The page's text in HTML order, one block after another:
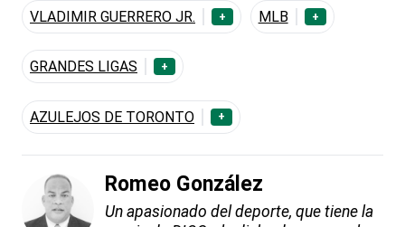
VLADIMIR GUERRERO JR. + MLB +
GRANDES LIGAS +
AZULEJOS DE TORONTO +
Romeo González
Un apasionado del deporte, que tiene la